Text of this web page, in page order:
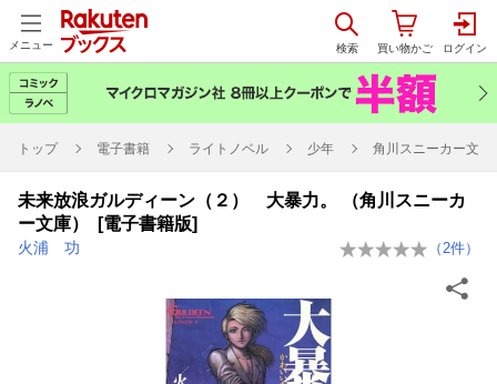
メニュー
トップ 電子書籍 ライトノベル 少年 角川スニーカー文庫
未来放浪ガルディーン（２） 大暴力。 （角川スニーカ
ー文庫） [電子書籍版]
火浦 功 （ 2件）